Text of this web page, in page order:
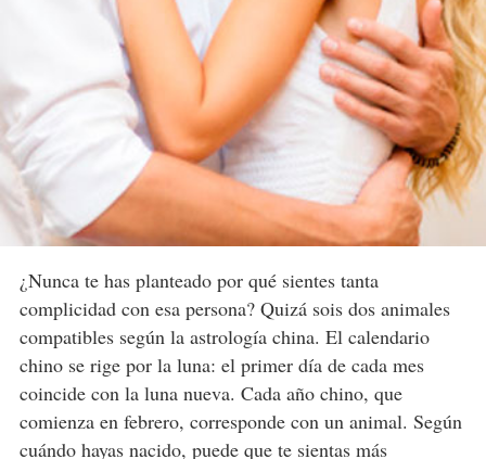
¿Nunca te has planteado por qué sientes tanta
complicidad con esa persona? Quizá sois dos animales
compatibles según la astrología china. El calendario
chino se rige por la luna: el primer día de cada mes
coincide con la luna nueva. Cada año chino, que
comienza en febrero, corresponde con un animal. Según
cuándo hayas nacido, puede que te sientas más